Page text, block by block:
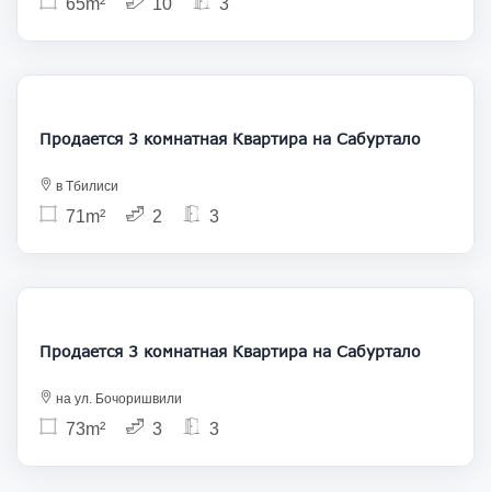
65m² 10 3
155 000
Продается 3 комнатная Квартира на Сабуртало
в Тбилиси
71m² 2 3
135 000
Продается 3 комнатная Квартира на Сабуртало
на ул. Бочоришвили
73m² 3 3